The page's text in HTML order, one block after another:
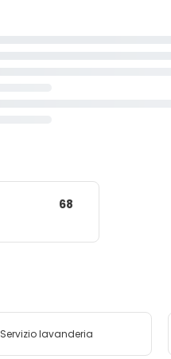
68
Servizio lavanderia